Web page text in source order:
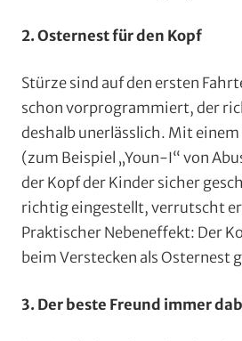
2. Osternest für den Kopf
Stürze sind auf den ersten
schon vorprogrammiert, der
deshalb unerlässlich. Mit einem
(zum Beispiel „Youn-I“ von
der Kopf der Kinder sicher
richtig eingestellt, verrutscht
Praktischer Nebeneffekt: Der
beim Verstecken als Osternest
3. Der beste Freund immer